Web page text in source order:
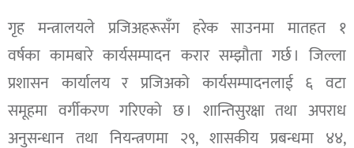
गृह मन्त्रालयले प्रजिअहरूसँग हरेक साउनमा मातहत १
वर्षका कामबारे कार्यसम्पादन करार सम्झौता गर्छ । जिल्ला
प्रशासन कार्यालय र प्रजिअको कार्यसम्पादनलाई ६ वटा
समूहमा वर्गीकरण गरिएको छ । शान्तिसुरक्षा तथा अपराध
अनुसन्धान तथा नियन्त्रणमा २९, शासकीय प्रबन्धमा ४४,